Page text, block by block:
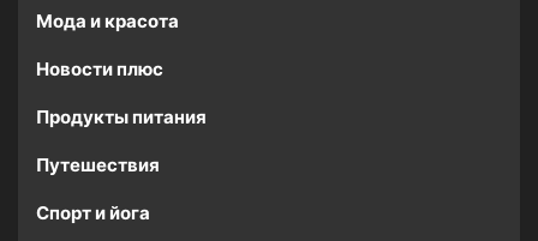
Мода и красота
Новости плюс
Продукты питания
Путешествия
Спорт и йога